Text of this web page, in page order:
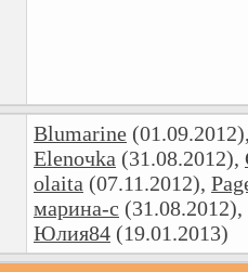
Blumarine
Elenoчka (31.08.2012),
olaita (07.11.2012),
марина-с (31.08.2012),
Юлия84 (19.01.2013)